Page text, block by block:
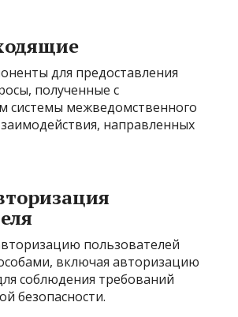
для предоставления
полученные с
системы межведомственного
направленных
пользователей
включая авторизацию
соблюдения требований
безопасности.